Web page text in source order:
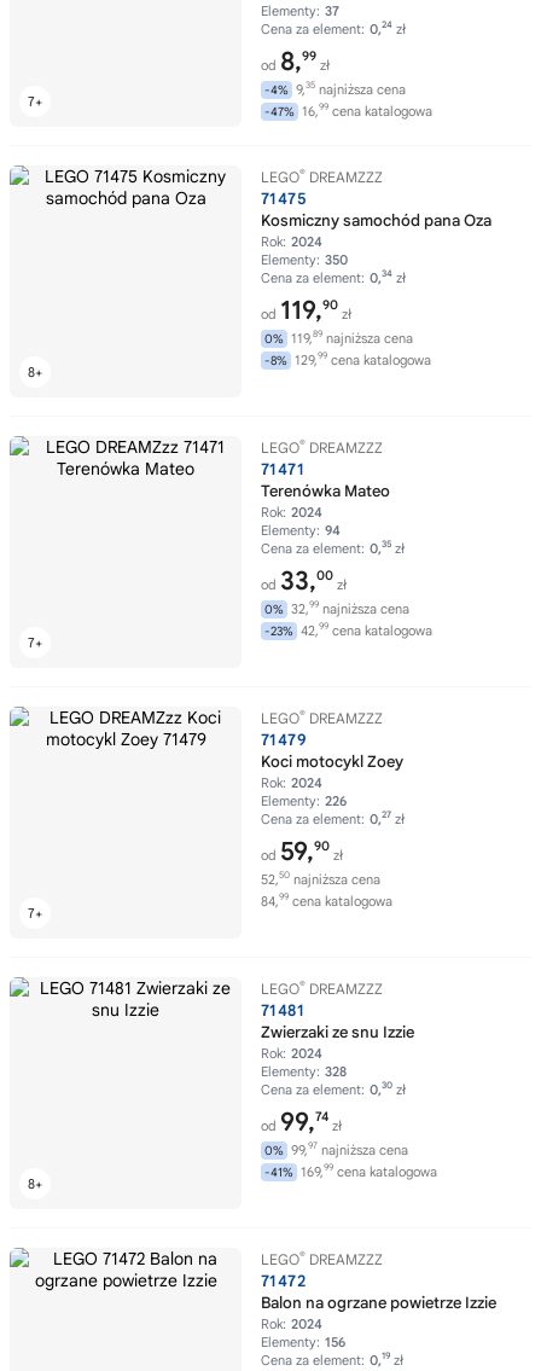
Elementy: 37
Cena za element: 0,24 zł
od 8,99
zł
-4% 9,35 najniższa cena
-47% 16,99 cena katalogowa
LEGO® DREAMZZZ
71475
Kosmiczny samochód pana Oza
Rok: 2024
Elementy: 350
Cena za element: 0,34 zł
od 119,90
zł
0% 119,89 najniższa cena
-8% 129,99 cena katalogowa
LEGO® DREAMZZZ
71471
Terenówka Mateo
Rok: 2024
Elementy: 94
Cena za element: 0,35 zł
od 33,00
zł
0% 32,99 najniższa cena
-23% 42,99 cena katalogowa
LEGO® DREAMZZZ
71479
Koci motocykl Zoey
Rok: 2024
Elementy: 226
Cena za element: 0,27 zł
od 59,90
zł
52,50 najniższa cena
84,99 cena katalogowa
LEGO® DREAMZZZ
71481
Zwierzaki ze snu Izzie
Rok: 2024
Elementy: 328
Cena za element: 0,30 zł
od 99,74
zł
0% 99,97 najniższa cena
-41% 169,99 cena katalogowa
LEGO® DREAMZZZ
71472
Balon na ogrzane powietrze Izzie
Rok: 2024
Elementy: 156
Cena za element: 0,19 zł